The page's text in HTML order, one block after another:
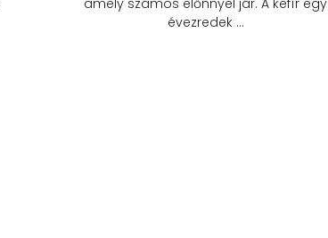
amely számos előnnyel jár. A kefír egy
évezredek …